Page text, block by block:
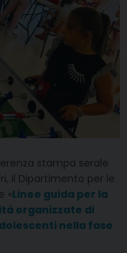
stampa serale
il Dipartimento per le
«Linee guida per la
organizzate di
nella fase